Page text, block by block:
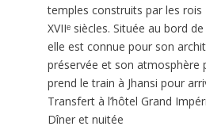
temples construits par les rois
XVIIᵉ siècles. Située au bord
elle est connue pour son
préservée et son atmosphère
prend le train à Jhansi pour
Transfert à l’hôtel Grand
Dîner et nuitée